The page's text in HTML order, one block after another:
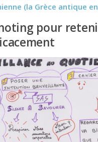
(la Grèce antique
pour